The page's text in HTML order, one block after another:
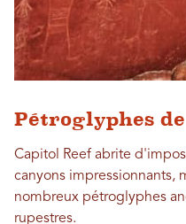
Pétroglyphes
Capitol Reef abrite
canyons impressionnants,
nombreux pétroglyphes
rupestres.